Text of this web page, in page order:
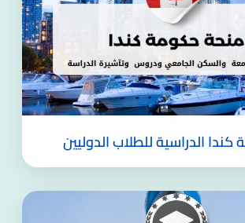
الدراسية للطلاب الدوليين